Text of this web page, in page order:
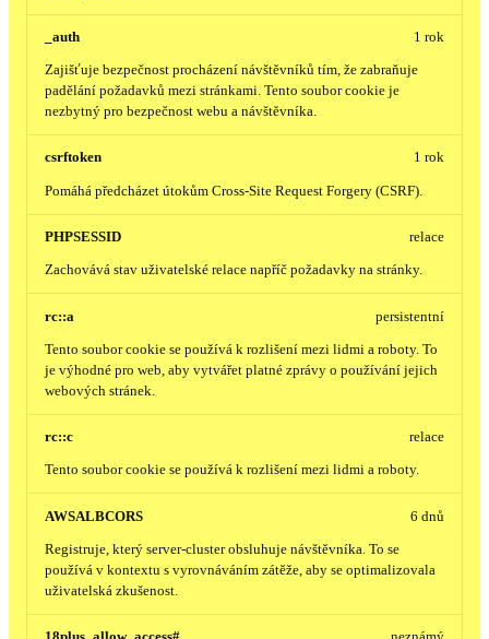
_auth
Zajišťuje bezpečnost procházení návštěvníků tím, že zabraňuje
padělání požadavků mezi stránkami. Tento soubor cookie je
nezbytný pro bezpečnost webu a návštěvníka.
1 rok
csrftoken
Pomáhá předcházet útokům Cross-Site Request Forgery (CSRF).
1 rok
PHPSESSID
Zachovává stav uživatelské relace napříč požadavky na stránky.
relace
rc::a
Tento soubor cookie se používá k rozlišení mezi lidmi a roboty. To
je výhodné pro web, aby vytvářet platné zprávy o používání jejich
webových stránek.
persistentní
rc::c
Tento soubor cookie se používá k rozlišení mezi lidmi a roboty.
relace
AWSALBCORS
Registruje, který server-cluster obsluhuje návštěvníka. To se
používá v kontextu s vyrovnáváním zátěže, aby se optimalizovala
uživatelská zkušenost.
6 dnů